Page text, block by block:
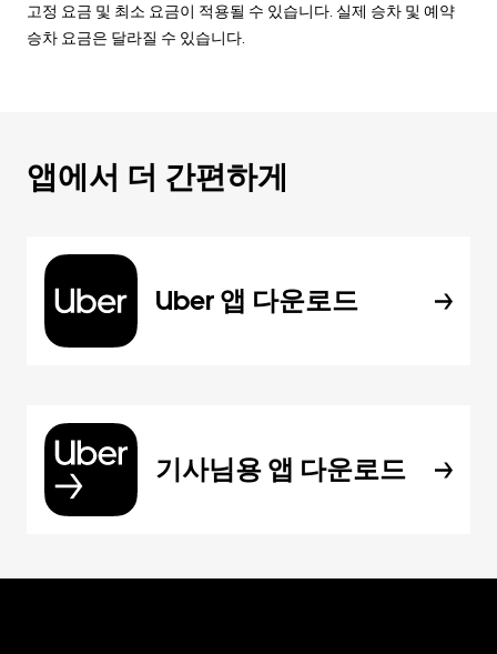
고정 요금 및 최소 요금이 적용될 수 있습니다. 실제 승차 및 예약
승차 요금은 달라질 수 있습니다.
앱에서 더 간편하게
Uber 앱 다운로드
기사님용 앱 다운로드